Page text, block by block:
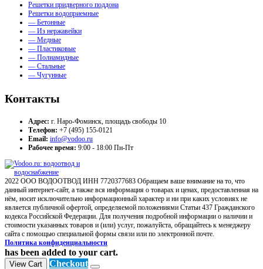
Решетки придверного поддона
Решетки водоприемные
— Бетонные
— Из нержавейки
— Медные
— Пластиковые
— Полиамидные
— Стальные
— Чугунные
Контакты
Адрес: г. Наро-Фоминск, площадь свободы 10
Телефон: +7 (495) 155-0121
Email: info@vodoo.ru
Рабочее время: 9:00 - 18:00 Пн-Пт
2022 ООО ВОДООТВОД ИНН 7720377683 Обращаем ваше внимание на то, что
данный интернет-сайт, а также вся информация о товарах и ценах, предоставленная на
нём, носит исключительно информационный характер и ни при каких условиях не
является публичной офертой, определяемой положениями Статьи 437 Гражданского
кодекса Российской Федерации. Для получения подробной информации о наличии и
стоимости указанных товаров и (или) услуг, пожалуйста, обращайтесь к менеджеру
сайта с помощью специальной формы связи или по электронной почте.
Политика конфиденциальности
has been added to your cart.
View Cart Checkout